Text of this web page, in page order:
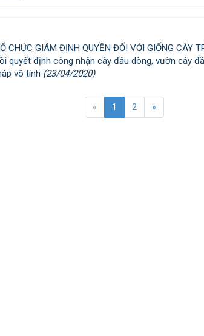
CHỨC GIÁM ĐỊNH QUYỀN ĐỐI VỚI GIỐNG CÂY
quyết định công nhận cây đầu dòng, vườn cây
vô tính (23/04/2020)
« 1 2 »